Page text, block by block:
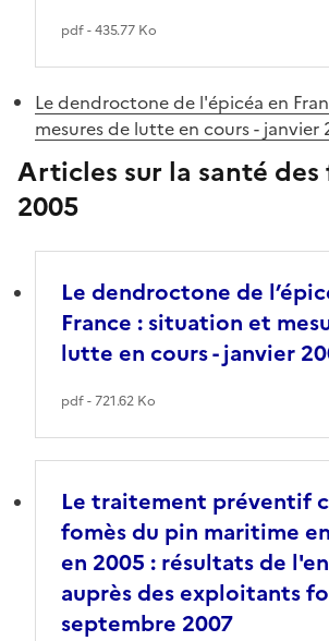
pdf - 435.77 Ko
Le dendroctone de l'épicéa en
mesures de lutte en cours - janvier
Articles sur la santé des
2005
Le dendroctone de
France : situation et
lutte en cours - janvier
pdf - 721.62 Ko
Le traitement préventif
fomès du pin maritime
en 2005 : résultats de
auprès des exploitants
septembre 2007